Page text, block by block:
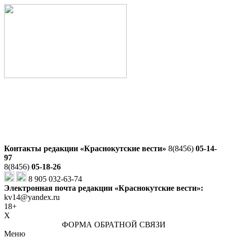
Контакты редакции «Краснокутские вести» 8(8456) 05-14-
97
8(8456) 05-18-26
8 905 032-63-74
Электронная почта редакции «Краснокутские вести»:
kv14@yandex.ru
18+
X
ФОРМА ОБРАТНОЙ СВЯЗИ
Меню